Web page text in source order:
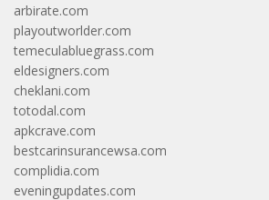
arbirate.com
playoutworlder.com
temeculabluegrass.com
eldesigners.com
cheklani.com
totodal.com
apkcrave.com
bestcarinsurancewsa.com
complidia.com
eveningupdates.com